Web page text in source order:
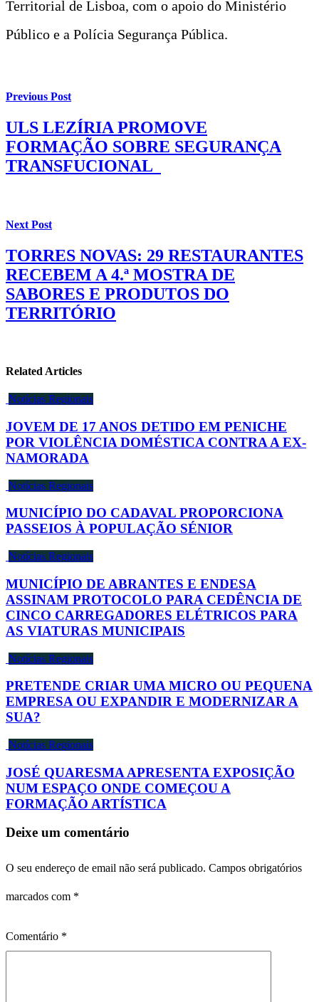
Territorial de Lisboa, com o apoio do Ministério
Público e a Polícia Segurança Pública.
Previous Post
ULS LEZÍRIA PROMOVE
FORMAÇÃO SOBRE SEGURANÇA
TRANSFUCIONAL
Next Post
TORRES NOVAS: 29 RESTAURANTES
RECEBEM A 4.ª MOSTRA DE
SABORES E PRODUTOS DO
TERRITÓRIO
Related Articles
Notícias Regionais
JOVEM DE 17 ANOS DETIDO EM PENICHE
POR VIOLÊNCIA DOMÉSTICA CONTRA A EX-
NAMORADA
Notícias Regionais
MUNICÍPIO DO CADAVAL PROPORCIONA
PASSEIOS À POPULAÇÃO SÉNIOR
Notícias Regionais
MUNICÍPIO DE ABRANTES E ENDESA
ASSINAM PROTOCOLO PARA CEDÊNCIA DE
CINCO CARREGADORES ELÉTRICOS PARA
AS VIATURAS MUNICIPAIS
Notícias Regionais
PRETENDE CRIAR UMA MICRO OU PEQUENA
EMPRESA OU EXPANDIR E MODERNIZAR A
SUA?
Notícias Regionais
JOSÉ QUARESMA APRESENTA EXPOSIÇÃO
NUM ESPAÇO ONDE COMEÇOU A
FORMAÇÃO ARTÍSTICA
Deixe um comentário
O seu endereço de email não será publicado. Campos obrigatórios
marcados com *
Comentário *